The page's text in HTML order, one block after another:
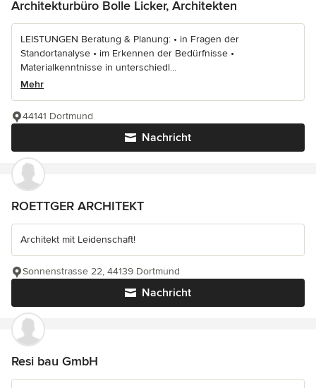
Architekturbüro Bolle Licker, Architekten
LEISTUNGEN Beratung & Planung: • in Fragen der
Standortanalyse • im Erkennen der Bedürfnisse •
Materialkenntnisse in unterschiedl...
Mehr
Nachricht
44141 Dortmund
ROETTGER ARCHITEKT
Architekt mit Leidenschaft!
Nachricht
Sonnenstrasse 22, 44139 Dortmund
Resi bau GmbH